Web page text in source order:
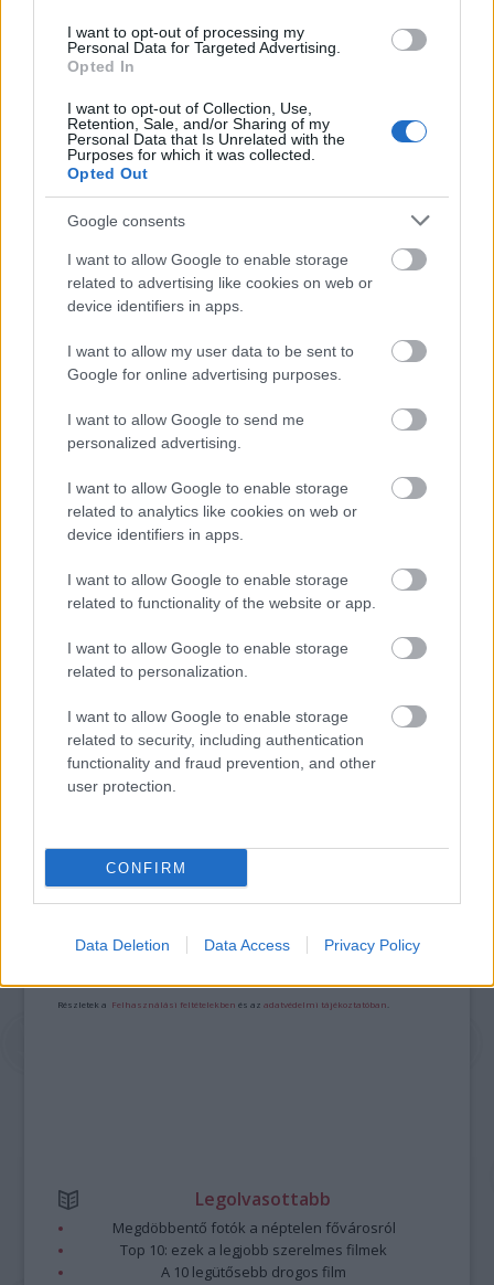
I want to opt-out of processing my
Personal Data for Targeted Advertising.
Opted In
I want to opt-out of Collection, Use,
Retention, Sale, and/or Sharing of my
Personal Data that Is Unrelated with the
Purposes for which it was collected.
Opted Out
Google consents
I want to allow Google to enable storage
related to advertising like cookies on web or
device identifiers in apps.
I want to allow my user data to be sent to
Google for online advertising purposes.
I want to allow Google to send me
personalized advertising.
I want to allow Google to enable storage
related to analytics like cookies on web or
device identifiers in apps.
I want to allow Google to enable storage
related to functionality of the website or app.
I want to allow Google to enable storage
related to personalization.
I want to allow Google to enable storage
related to security, including authentication
functionality and fraud prevention, and other
user protection.
CONFIRM
Data Deletion Data Access Privacy Policy
Forrás:hvg.hu
Koncert Anglia Zene Korea Eric Clapton
AZ EMBERSÉG ÜNNEPE
„NEM TÖBB EZER EMBERRE UTAZUNK, HANEM
EGY VÁLOGATOTT TÁRSASÁGRA”
A bejegyzés trackback címe:
https://kulturpart.hu/api/trackback/id/7944436
Kommentek:
vonatkozó jogszabályok
értelmében felhasználói tartalomnak
Részletek a Felhasználási feltételekben és azadatvédelmi tájékoztatóban
Legolvasottabb
Megdöbbentő fotók a néptelen fővárosról
Top 10: ezek a legjobb szerelmes filmek
A 10 legütősebb drogos film